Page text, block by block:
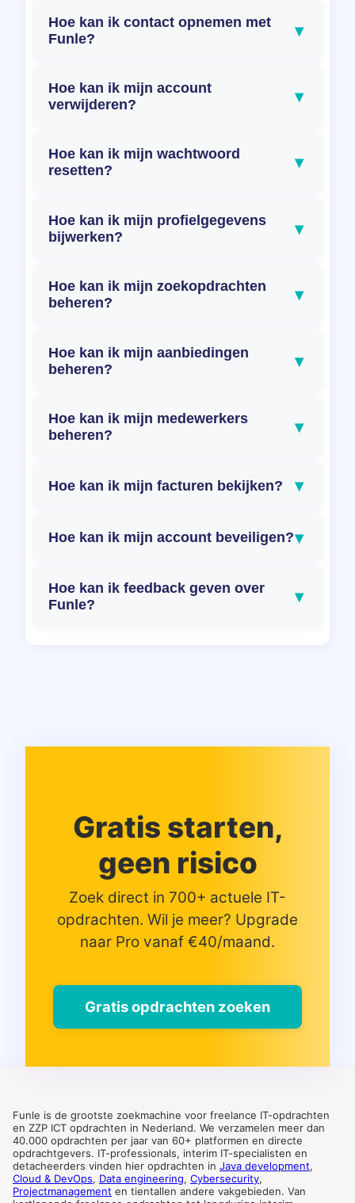
Hoe kan ik contact opnemen met
Funle?
▾
Hoe kan ik mijn account
verwijderen?
▾
Hoe kan ik mijn wachtwoord
resetten?
▾
Hoe kan ik mijn profielgegevens
bijwerken?
▾
Hoe kan ik mijn zoekopdrachten
beheren?
▾
Hoe kan ik mijn aanbiedingen
beheren?
▾
Hoe kan ik mijn medewerkers
beheren?
▾
Hoe kan ik mijn facturen bekijken? ▾
Hoe kan ik mijn account beveiligen?▾
Hoe kan ik feedback geven over
Funle?
▾
Gratis starten,
geen risico
Zoek direct in 700+ actuele IT-
opdrachten. Wil je meer? Upgrade
naar Pro vanaf €40/maand.
Gratis opdrachten zoeken
Funle is de grootste zoekmachine voor freelance IT-opdrachten
en ZZP ICT opdrachten in Nederland. We verzamelen meer dan
40.000 opdrachten per jaar van 60+ platformen en directe
opdrachtgevers. IT-professionals, interim IT-specialisten en
detacheerders vinden hier opdrachten in Java development,
Cloud & DevOps, Data engineering, Cybersecurity,
Projectmanagement en tientallen andere vakgebieden. Van